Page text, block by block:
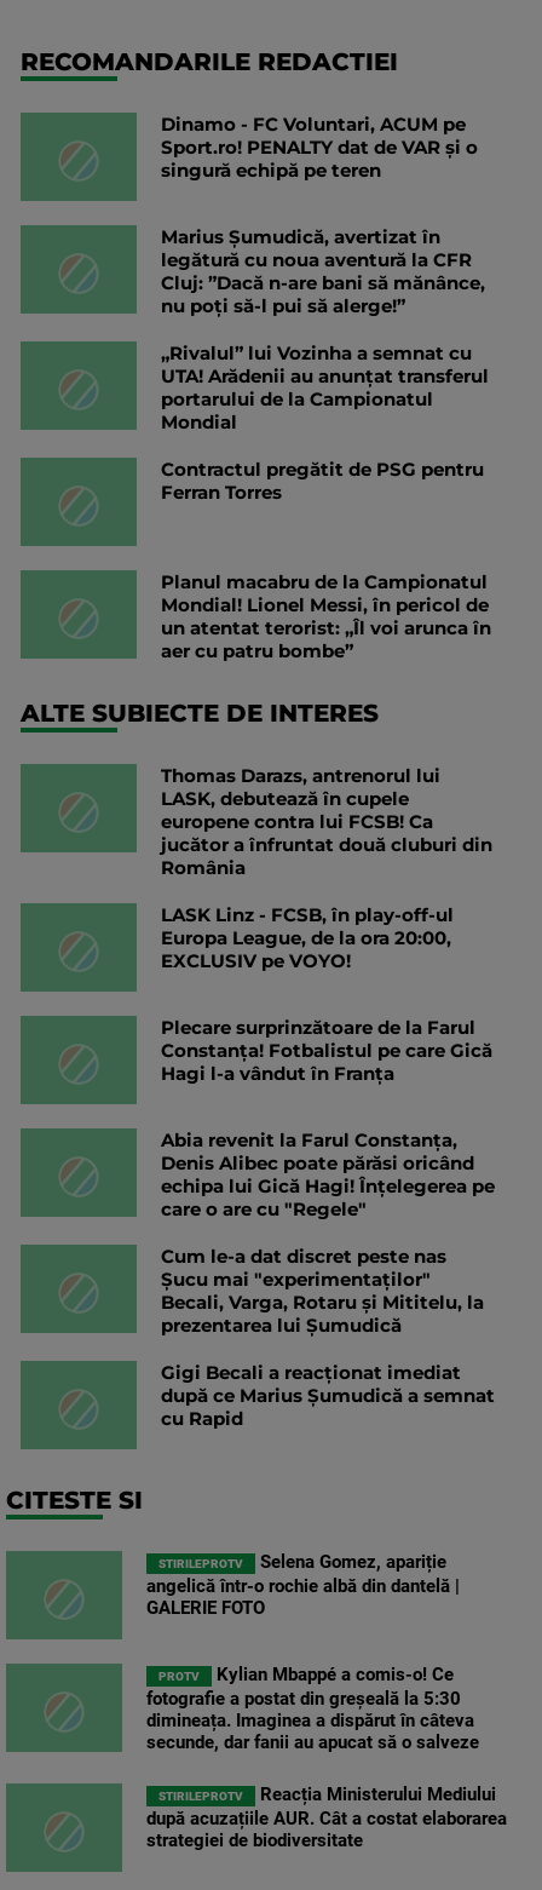
RECOMANDARILE REDACTIEI
Dinamo - FC Voluntari, ACUM pe
Sport.ro! PENALTY dat de VAR și o
singură echipă pe teren
Marius Șumudică, avertizat în
legătură cu noua aventură la CFR
Cluj: ”Dacă n-are bani să mănânce,
nu poți să-l pui să alerge!”
„Rivalul” lui Vozinha a semnat cu
UTA! Arădenii au anunțat transferul
portarului de la Campionatul
Mondial
Contractul pregătit de PSG pentru
Ferran Torres
Planul macabru de la Campionatul
Mondial! Lionel Messi, în pericol de
un atentat terorist: „Îl voi arunca în
aer cu patru bombe”
ALTE SUBIECTE DE INTERES
Thomas Darazs, antrenorul lui
LASK, debutează în cupele
europene contra lui FCSB! Ca
jucător a înfruntat două cluburi din
România
LASK Linz - FCSB, în play-off-ul
Europa League, de la ora 20:00,
EXCLUSIV pe VOYO!
Plecare surprinzătoare de la Farul
Constanța! Fotbalistul pe care Gică
Hagi l-a vândut în Franța
Abia revenit la Farul Constanța,
Denis Alibec poate părăsi oricând
echipa lui Gică Hagi! Înțelegerea pe
care o are cu "Regele"
Cum le-a dat discret peste nas
Șucu mai "experimentaților"
Becali, Varga, Rotaru și Mititelu, la
prezentarea lui Șumudică
Gigi Becali a reacționat imediat
după ce Marius Șumudică a semnat
cu Rapid
CITESTE SI
STIRILEPROTV
Selena Gomez, apariție
angelică într-o rochie albă din dantelă |
GALERIE FOTO
PROTV
Kylian Mbappé a comis-o! Ce
fotografie a postat din greșeală la 5:30
dimineața. Imaginea a dispărut în câteva
secunde, dar fanii au apucat să o salveze
STIRILEPROTV
Reacția Ministerului Mediului
după acuzațiile AUR. Cât a costat elaborarea
strategiei de biodiversitate